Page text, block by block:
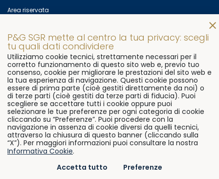
Area riservata
© 2026 P&G SGR s.p.a Via Flaminia, 491 00191 Rome, Italy
P.Iva 07906081000
Ph.+39 06 3322 7611 Fax.+39 06 9296 3511
Cookie Policy
Preferenze
Privacy policy ESG StatementSFDR StatementTrasparenza
Whistleblowing
P&G SGR mette al centro la tua privacy: scegli
tu quali dati condividere
Utilizziamo cookie tecnici, strettamente necessari per il
corretto funzionamento di questo sito web e, previo tuo
consenso, cookie per migliorare le prestazioni del sito web e
la tua esperienza di navigazione. Questi cookie possono
essere di prima parte (cioè gestiti direttamente da noi) o
di terze parti (cioè gestiti da terze parti di fiducia). Puoi
scegliere se accettare tutti i cookie oppure puoi
selezionare le tue preferenze per ogni categoria di cookie
cliccando su “Preferenze”. Puoi procedere con la
navigazione in assenza di cookie diversi da quelli tecnici,
attraverso la chiusura di questo banner (cliccando sulla
“X”). Per maggiori informazioni puoi consultare la nostra
Informativa Cookie.
Accetta tutto
Preferenze